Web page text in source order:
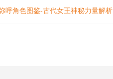
呼角色图鉴-古代女王神秘力量解析